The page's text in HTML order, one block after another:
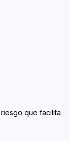
que facilita